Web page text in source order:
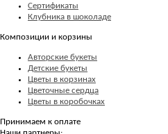
Сертификаты
Клубника в шоколаде
Композиции и корзины
Авторские букеты
Детские букеты
Цветы в корзинах
Цветочные сердца
Цветы в коробочках
Принимаем к оплате